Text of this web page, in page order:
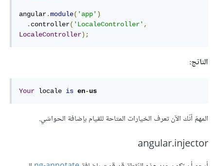
angular.module( 'app' )
. controller( 'LocaleController' ,
LocaleController);
الناتج:
Your locale is en-us
المهمّ أنّك الآن تعرف الخيارات المتاحة للقيام بإضافة الحواشي.
angular.injector